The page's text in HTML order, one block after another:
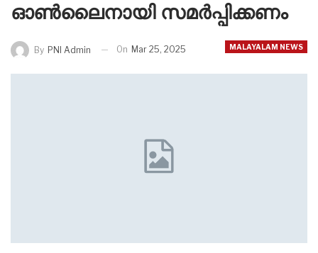
ഓൺലൈനായി സമർപ്പിക്കണം
MALAYALAM NEWS
By PNI Admin On Mar 25, 2025